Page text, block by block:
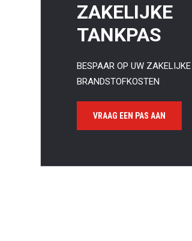
ZAKELIJKE
TANKPAS
BESPAAR OP UW ZAKELIJKE
BRANDSTOFKOSTEN
VRAAG EEN PAS AAN